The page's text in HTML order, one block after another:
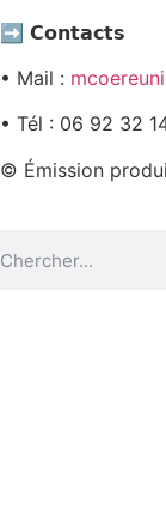
➡️ 𝗖𝗼𝗻𝘁𝗮𝗰𝘁𝘀
• Mail :
• Tél : 06 92 32
© Émission